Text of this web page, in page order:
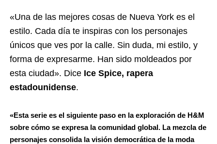
«Una de las mejores cosas de Nueva York es el
estilo. Cada día te inspiras con los personajes
únicos que ves por la calle. Sin duda, mi estilo, y
forma de expresarme. Han sido moldeados por
esta ciudad». Dice Ice Spice, rapera
estadounidense.
«Esta serie es el siguiente paso en la exploración de H&M
sobre cómo se expresa la comunidad global. La mezcla de
personajes consolida la visión democrática de la moda